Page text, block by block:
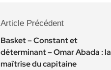
Article Précédent
Basket – Constant et
déterminant – Omar Abada : la
maîtrise du capitaine